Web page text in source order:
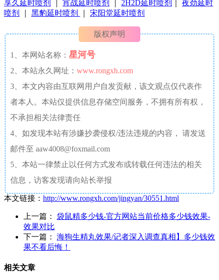
享久延时喷剂
宵战延时喷剂 2H2D延时喷剂
夜劲延时
喷剂
黑豹延时喷剂 宋阳堂延时喷剂
版权声明
1、本网站名称： 星河号
2、本站永久网址： www.rongxh.com
3、本文内容由互联网用户自发贡献，该文观点仅代表作
者本人。本站仅提供信息存储空间服务，不拥有所有权，
不承担相关法律责任
4、如发现本站有涉嫌抄袭侵权/违法违规的内容， 请发送
邮件至 aaw4008@foxmail.com
5、本站一律禁止以任何方式发布或转载任何违法的相关
信息，访客发现请向站长举报
本文链接： http://www.rongxh.com/jingyan/30551.html
上一篇： 袋鼠精多少钱-官方网站当前价格多少钱效果-
效果对比
下一篇： 海狗生精丸效果/记者深入调查真相】多少钱效
果不看后悔！
相关文章